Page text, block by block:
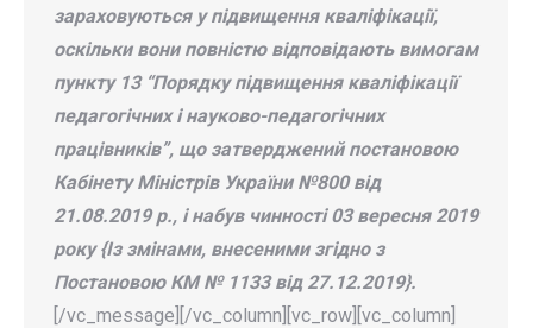
зараховуються у підвищення кваліфікації,
оскільки вони повністю відповідають вимогам
пункту 13 “Порядку підвищення кваліфікації
педагогічних і науково-педагогічних
працівників”, що затверджений постановою
Кабінету Міністрів України №800 від
21.08.2019 р., і набув чинності 03 вересня 2019
року {Із змінами, внесеними згідно з
Постановою КМ № 1133 від 27.12.2019}.
[/vc_message][/vc_column][vc_row][vc_column]